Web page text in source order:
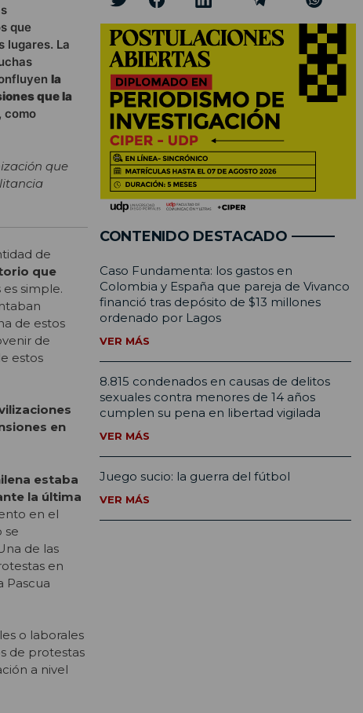
que
lugares. La
la
que la
, como
que
de
que
simple.
de estos
de
estos
en
estaba
la última
en el
se
de las
en
Pascua
o laborales
de protestas
a nivel
CONTENIDO DESTACADO
Caso Fundamenta: los gastos en
Colombia y España que pareja de Vivanco
financió tras depósito de $13 millones
ordenado por Lagos
VER MÁS
8.815 condenados en causas de delitos
sexuales contra menores de 14 años
cumplen su pena en libertad vigilada
VER MÁS
Juego sucio: la guerra del fútbol
VER MÁS